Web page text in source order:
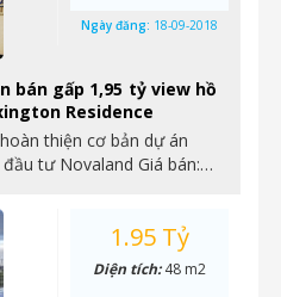
bán gấp 1,95 tỷ view hồ
Residence
thiện cơ bản dự án
tư Novaland Giá bán:…
Ngày đăng: 18-09-2018
1.95 Tỷ
Diện tích:48 m2